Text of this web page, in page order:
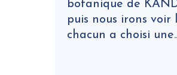
botanique de
puis nous irons voir
chacun a choisi